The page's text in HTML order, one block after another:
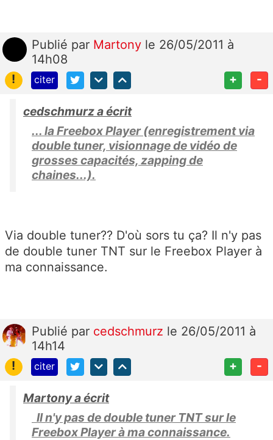
Publié par Martony le 26/05/2011 à
14h08
!
citer + -
cedschmurz a écrit
... la Freebox Player (enregistrement via
double tuner, visionnage de vidéo de
grosses capacités, zapping de
chaines...).
Via double tuner?? D'où sors tu ça? Il n'y pas
de double tuner TNT sur le Freebox Player à
ma connaissance.
Publié par cedschmurz le 26/05/2011 à
14h14
!
citer + -
Martony a écrit
Il n'y pas de double tuner TNT sur le
Freebox Player à ma connaissance.